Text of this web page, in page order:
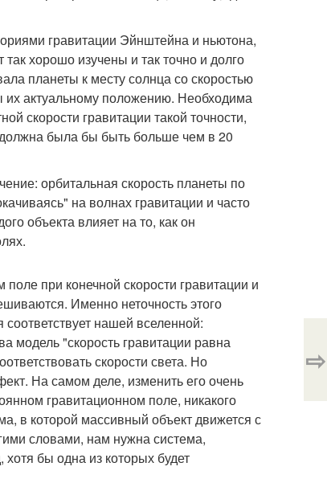
гравитации Эйнштейна и ньютона,
хорошо изучены и так точно и долго
планеты к месту солнца со скоростью
их актуальному положению. Необходима
скорости гравитации такой точности,
должна была бы быть больше чем в 20
орбитальная скорость планеты по
на волнах гравитации и часто
объекта влияет на то, как он
при конечной скорости гравитации и
Именно неточность этого
нашей вселенной:
модель "скорость гравитации равна
скорости света. Но
На самом деле, изменить его очень
гравитационном поле, никакого
в которой массивный объект движется с
словами, нам нужна система,
бы одна из которых будет
⇨